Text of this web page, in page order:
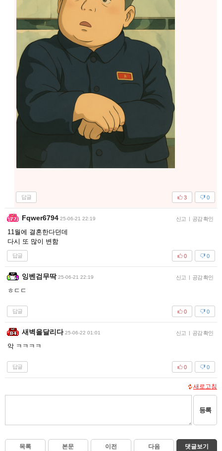
답글 0
3
Fqwer6794 25-06-21 22:19 신고 공감 확인
11월에 결혼한다던데
다시 또 많이 변함
답글 0
0
잉벤검무딱 25-06-21 22:19 신고 공감 확인
ㅎㄷㄷ
답글 0
0
새벽을달리다 25-06-22 01:01 신고 공감 확인
악 ㅋㅋㅋㅋ
답글 0
0
새로고침
등록
목록 본문 이전 다음 댓글보기